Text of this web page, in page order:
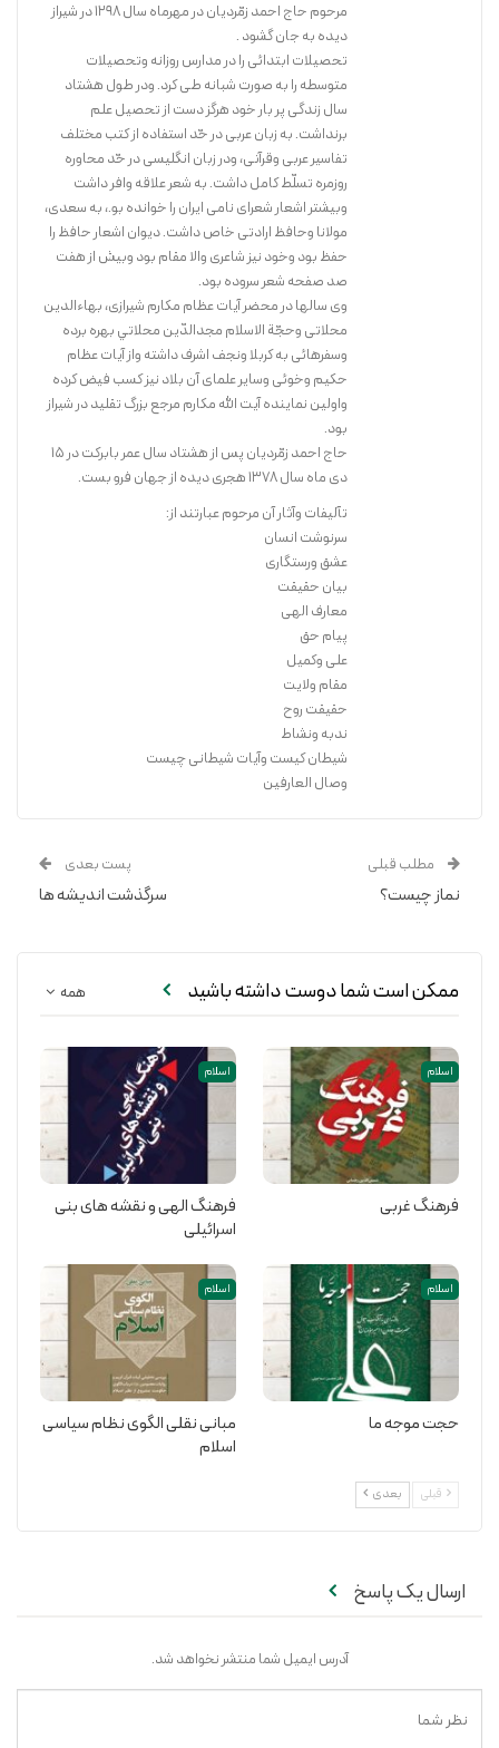
“موضوع این کتاب شریف، شرحی مفصل بر دعای عرفه امام حسین(ع) است
که نویسنده با توجه به آنچه راجع به موضوع خداشناسی، در قرآن و عترت
مطرح است، به شرح و تفسیر این دعای ارزشمند پرداخته و سعی وافر کرده
است تا فرازهای این دعا با آیات قرآن مورد تطبیق قرار گیرد.
مرحوم حاج احمد زمّردیان در مهرماه سال 1298 در شیراز
دیده به جان گشود .
تحصیلات ابتدائی را در مدارس روزانه وتحصیلات
متوسطه را به صورت شبانه طی کرد. ودر طول هشتاد
سال زندگی پر بار خود هرگز دست از تحصیل علم
برنداشت. به زبان عربی در حّد استفاده از کتب مختلف
تفاسیر عربی وقرآنی، ودر زبان انگلیسی در حّد محاوره
روزمره تسلّط کامل داشت. به شعر علاقه وافر داشت
وبیشتر اشعار شعرای نامی ایران را خوانده بو.، به سعدی،
مولانا وحافظ ارادتی خاص داشت. دیوان اشعار حافظ را
حفظ بود وخود نیز شاعری والا مقام بود وبیش از هفت
صد صفحه شعر سروده بود.
وی سالها در محضر آیات عظام مکارم شیرازی، بهاءالدین
محلاتی وحجّة الاسلام مجدالدّین محلاتي بهره برده
وسفرهائی به کربلا ونجف اشرف داشته واز آیات عظام
حکیم وخوئی وسایر علمای آن بلاد نیز کسب فیض کرده
واولین نماینده آیت الله مکارم مرجع بزرگ تقلید در شیراز
بود.
حاج احمد زمّردیان پس از هشتاد سال عمر بابرکت در 15
دی ماه سال 1378 هجری دیده از جهان فرو بست.
تآلیفات وآثار آن مرحوم عبارتند از:
سرنوشت انسان
عشق ورستگاری
بیان حقیقت
معارف الهی
پیام حق
علی وکمیل
مقام ولایت
حقیقت روح
ندبه ونشاط
شیطان کیست وآیات شیطانی چیست
وصال العارفین
مطلب قبلی
نماز چیست؟
پست بعدی
سرگذشت اندیشه ها
همه ممکن است شما دوست داشته باشید
اسلام
فرهنگ غربی
اسلام
فرهنگ الهی و نقشه های بنی
اسرائیلی
اسلام
حجت موجه ما
اسلام
مبانی نقلی الگوی نظام سیاسی
اسلام
قبلی بعدی
ارسال یک پاسخ
آدرس ایمیل شما منتشر نخواهد شد.